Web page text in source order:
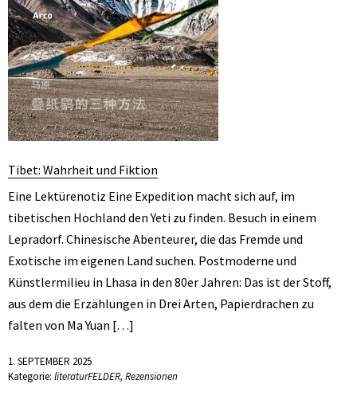
Tibet: Wahrheit und Fiktion
Eine Lektürenotiz Eine Expedition macht sich auf, im
tibetischen Hochland den Yeti zu finden. Besuch in einem
Lepradorf. Chinesische Abenteurer, die das Fremde und
Exotische im eigenen Land suchen. Postmoderne und
Künstlermilieu in Lhasa in den 80er Jahren: Das ist der Stoff,
aus dem die Erzählungen in Drei Arten, Papierdrachen zu
falten von Ma Yuan […]
1. SEPTEMBER 2025
Kategorie: literaturFELDER, Rezensionen